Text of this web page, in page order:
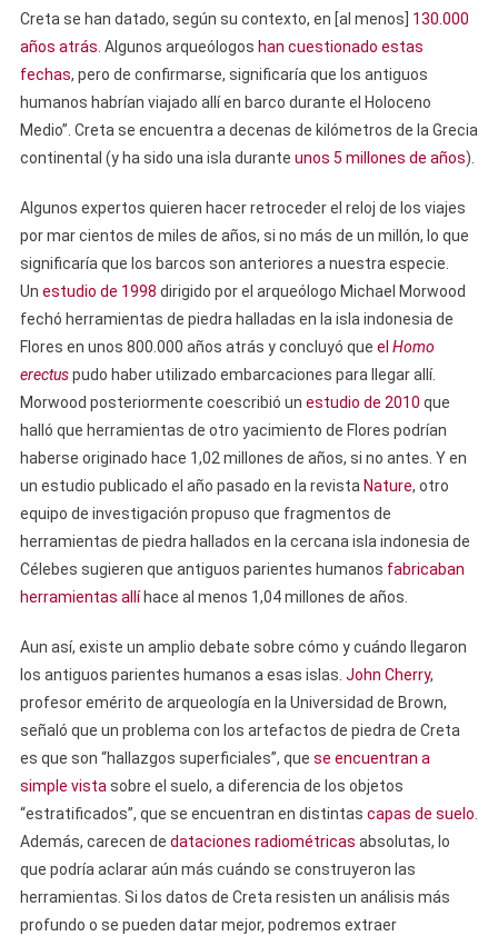
Creta se han datado, según su contexto, en [al menos] 130.000
años atrás. Algunos arqueólogos han cuestionado estas
fechas, pero de confirmarse, significaría que los antiguos
humanos habrían viajado allí en barco durante el Holoceno
Medio”. Creta se encuentra a decenas de kilómetros de la Grecia
continental (y ha sido una isla durante unos 5 millones de años).
Algunos expertos quieren hacer retroceder el reloj de los viajes
por mar cientos de miles de años, si no más de un millón, lo que
significaría que los barcos son anteriores a nuestra especie.
Un estudio de 1998 dirigido por el arqueólogo Michael Morwood
fechó herramientas de piedra halladas en la isla indonesia de
Flores en unos 800.000 años atrás y concluyó que el Homo
erectuspudo haber utilizado embarcaciones para llegar allí.
Morwood posteriormente coescribió un estudio de 2010 que
halló que herramientas de otro yacimiento de Flores podrían
haberse originado hace 1,02 millones de años, si no antes. Y en
un estudio publicado el año pasado en la revista Nature, otro
equipo de investigación propuso que fragmentos de
herramientas de piedra hallados en la cercana isla indonesia de
Célebes sugieren que antiguos parientes humanos fabricaban
herramientas allíhace al menos 1,04 millones de años.
Aun así, existe un amplio debate sobre cómo y cuándo llegaron
los antiguos parientes humanos a esas islas. John Cherry,
profesor emérito de arqueología en la Universidad de Brown,
señaló que un problema con los artefactos de piedra de Creta
es que son “hallazgos superficiales”, que se encuentran a
simple vistasobre el suelo, a diferencia de los objetos
“estratificados”, que se encuentran en distintas capas de suelo.
Además, carecen de dataciones radiométricas absolutas, lo
que podría aclarar aún más cuándo se construyeron las
herramientas. Si los datos de Creta resisten un análisis más
profundo o se pueden datar mejor, podremos extraer